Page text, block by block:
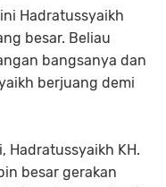
Hadratussyaikh
besar. Beliau
bangsanya dan
berjuang demi
Hadratussyaikh KH.
besar gerakan